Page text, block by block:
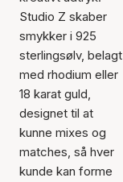
Studio Z skaber
smykker i 925
sterlingsølv, belagt
med rhodium eller
18 karat guld,
designet til at
kunne mixes og
matches, så hver
kunde kan forme